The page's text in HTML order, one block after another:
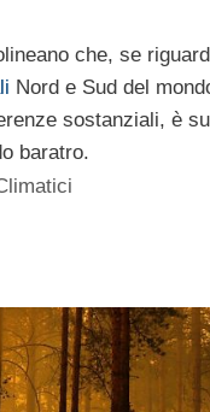
che, se
Nord e Sud del
sostanziali, è
baratro.